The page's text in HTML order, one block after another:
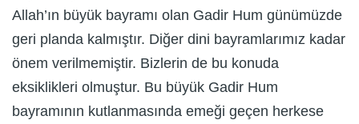
Allah’ın büyük bayramı olan Gadir Hum günümüzde
geri planda kalmıştır. Diğer dini bayramlarımız kadar
önem verilmemiştir. Bizlerin de bu konuda
eksiklikleri olmuştur. Bu büyük Gadir Hum
bayramının kutlanmasında emeği geçen herkese